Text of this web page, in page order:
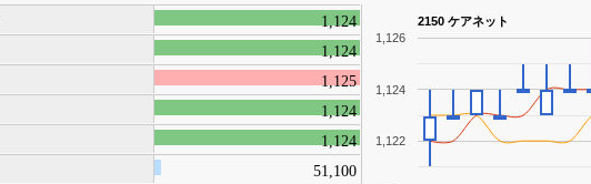
1,124
1,124
1,125
1,124
1,124
51,100
2150 ケアネット
1,122
1,124
1,126